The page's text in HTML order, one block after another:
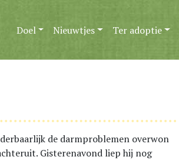
Doel Nieuwtjes Ter adoptie
de darmproblemen overwon
Gisterenavond liep hij nog